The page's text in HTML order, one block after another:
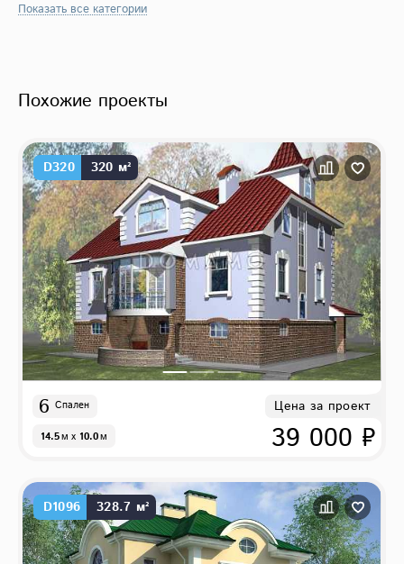
Показать все категории
Похожие проекты
D320 320 м²
6 Спален
14.5м x 10.0м
Цена за проект
39 000 ₽
D1096 328.7 м²